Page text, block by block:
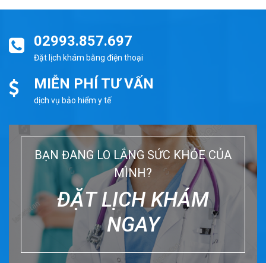
02993.857.697
Đặt lịch khám bằng điện thoại
MIỄN PHÍ TƯ VẤN
dịch vụ bảo hiểm y tế
BẠN ĐANG LO LẮNG SỨC KHỎE CỦA
MÌNH?
ĐẶT LỊCH KHÁM
NGAY